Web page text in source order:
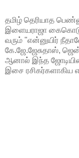
தமிழ் தெரியாத
இளையராஜா
வரும் "என்னுயிர்
கே.ஜே.ஜேசுதாஸ்,
ஆனால் இந்த
இசை ரசிகர்களாகிய